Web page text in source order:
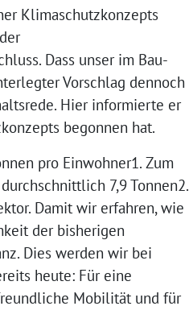
Klimaschutzkonzepts
Dass unser im Bau-
Vorschlag dennoch
Hier informierte er
begonnen hat.
pro Einwohner1. Zum
7,9 Tonnen2.
Damit wir erfahren, wie
der bisherigen
Dies werden wir bei
heute: Für eine
Mobilität und für